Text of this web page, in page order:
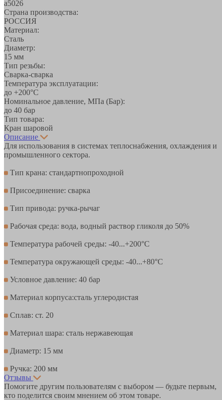
а5026
Страна производства:
РОССИЯ
Материал:
Сталь
Диаметр:
15 мм
Тип резьбы:
Сварка-сварка
Температура эксплуатации:
до +200°С
Номинальное давление, МПа (Бар):
до 40 бар
Тип товара:
Кран шаровой
Описание
Для использования в системах теплоснабжения, охлаждения и
промышленного сектора.
Тип крана: стандартнопроходной
Присоединение: сварка
Тип привода: ручка-рычаг
Рабочая среда: вода, водный раствор гликоля до 50%
Температура рабочей среды: -40...+200°С
Температура окружающей среды: -40...+80°С
Условное давление: 40 бар
Материал корпуса:сталь углеродистая
Сплав: ст. 20
Материал шара: сталь нержавеющая
Диаметр: 15 мм
Ручка: 200 мм
Отзывы
Помогите другим пользователям с выбором — будьте первым,
кто поделится своим мнением об этом товаре.